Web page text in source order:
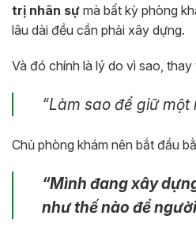
trị nhân sự mà bất kỳ phòng
lâu dài đều cần phải xây dựng.
Và đó chính là lý do vì sao, thay
“Làm sao để giữ một
Chủ phòng khám nên bắt đầu
“Mình đang xây
như thế nào để